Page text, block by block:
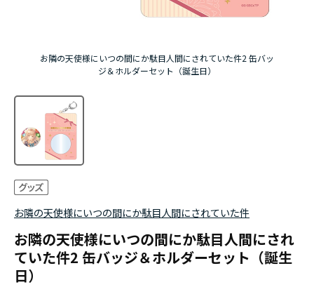
『無職転生Ⅲ ～異世界行ったら本気だす～』
お隣の天使様にいつの間にか駄目人間にされていた件2 缶バッ
ジ＆ホルダーセット（誕生日）
お隣の天使様にいつの間にか駄目人間にされていた件
お隣の天使様にいつの間にか駄目人間にされ
ていた件2 缶バッジ＆ホルダーセット（誕生
日）